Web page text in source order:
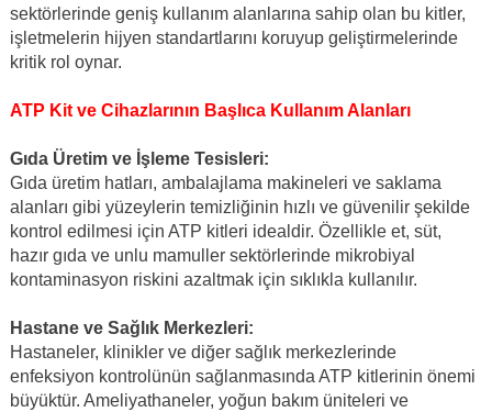
sektörlerinde geniş kullanım alanlarına sahip olan bu kitler,
işletmelerin hijyen standartlarını koruyup geliştirmelerinde
kritik rol oynar.
ATP Kit ve Cihazlarının Başlıca Kullanım Alanları
Gıda Üretim ve İşleme Tesisleri:
Gıda üretim hatları, ambalajlama makineleri ve saklama
alanları gibi yüzeylerin temizliğinin hızlı ve güvenilir şekilde
kontrol edilmesi için ATP kitleri idealdir. Özellikle et, süt,
hazır gıda ve unlu mamuller sektörlerinde mikrobiyal
kontaminasyon riskini azaltmak için sıklıkla kullanılır.
Hastane ve Sağlık Merkezleri:
Hastaneler, klinikler ve diğer sağlık merkezlerinde
enfeksiyon kontrolünün sağlanmasında ATP kitlerinin önemi
büyüktür. Ameliyathaneler, yoğun bakım üniteleri ve